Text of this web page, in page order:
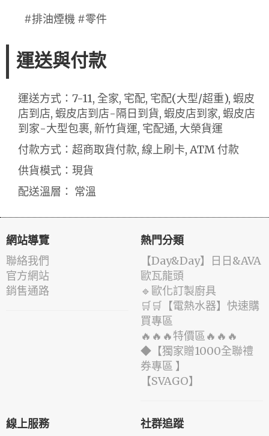
#排油煙機 #零件
運送與付款
運送方式：7-11, 全家, 宅配, 宅配(大型/超重), 蝦皮
店到店, 蝦皮店到店-隔日到貨, 蝦皮店到家, 蝦皮店
到家-大型包裹, 新竹貨運, 宅配通, 大榮貨運
付款方式：超商取貨付款, 線上刷卡, ATM 付款
供貨模式：現貨
配送溫層： 常溫
網站導覽
聯絡我們
官方網站
銷售通路
熱門分類
️【Day&Day】️日日&AVA
歐瓦龍頭
🔹歐化訂製廚具
🛒🛒【電熱水器】快速購
買專區
🔥🔥🔥特價區🔥🔥🔥
◆【獨家贈1000全聯禮
券專區 】
️【SVAGO】️
線上服務 社群追蹤